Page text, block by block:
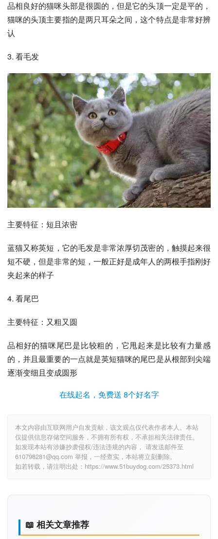
品相良好的猫咪头部是很圆的，但是它的头顶一定是平的，
猫咪的头顶主要指的是两只耳朵之间，这个特点是非常好辨
认
3. 看毛发
主要特征：短且浓密
蓝猫又称英短 ，它的毛发是非常浓厚切茂密的，触摸起来很
短不硬，但是非常的短，一般正好是成年人的两根手指刚好
夹起来的样子
4. 看尾巴
主要特征：又粗又圆
品相好的猫咪尾巴是比较粗的，它甩起来是比较有力量感
的，并且最重要的一点就是英短猫咪的尾巴是从根部到尖端
逐渐变细且变成圆形
在线起名，免费送 8个好名字
本文内容由互联网用户自发贡献，该文观点仅代表作者本人。本站
仅提供信息存储空间服务，不拥有所有权，不承担相关法律责任。
如发现本站有涉嫌抄袭侵权/违法违规的内容， 请发送邮件至
610798281@qq.com 举报，一经查实，本站将立刻删除。
如若转载，请注明出处：https://www.51buydog.com/25373.html
📖 相关文章推荐